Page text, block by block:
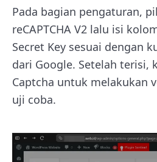
Pada bagian pengaturan,
reCAPTCHA V2 lalu isi
Secret Key sesuai dengan
dari Google. Setelah terisi,
Captcha untuk melakukan
uji coba.